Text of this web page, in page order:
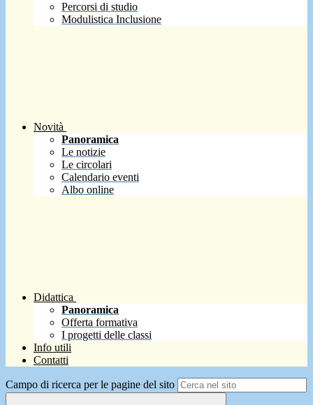
Percorsi di studio
Modulistica Inclusione
Novità
Panoramica
Le notizie
Le circolari
Calendario eventi
Albo online
Didattica
Panoramica
Offerta formativa
I progetti delle classi
Info utili
Contatti
Campo di ricerca per le pagine del sito